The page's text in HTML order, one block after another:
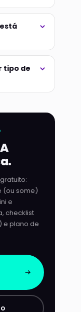
tipo de
(ou some)
e
checklist
e plano de